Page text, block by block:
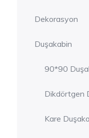
Dekorasyon
Duşakabin
90*90
Dikdörtgen
Kare